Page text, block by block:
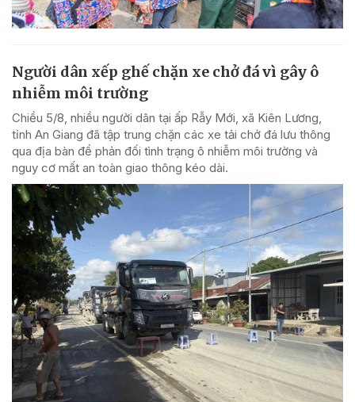
Người dân xếp ghế chặn xe chở đá vì gây ô
nhiễm môi trường
Chiều 5/8, nhiều người dân tại ấp Rẫy Mới, xã Kiên Lương,
tỉnh An Giang đã tập trung chặn các xe tải chở đá lưu thông
qua địa bàn để phản đối tình trạng ô nhiễm môi trường và
nguy cơ mất an toàn giao thông kéo dài.